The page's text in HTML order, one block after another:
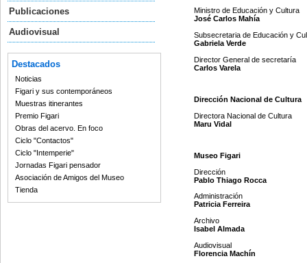
Publicaciones
Audiovisual
Destacados
Noticias
Figari y sus contemporáneos
Muestras itinerantes
Premio Figari
Obras del acervo. En foco
Ciclo "Contactos"
Ciclo "Intemperie"
Jornadas Figari pensador
Asociación de Amigos del Museo
Tienda
Ministro de Educación y Cultura
José Carlos Mahía
Subsecretaria de Educación y
Gabriela
Director General de
Carlos Varela
Dirección Nacional de Cultura
Directora Nacional
Maru Vidal
Museo Figari
Dirección
Pablo Thiago Rocca
Administración
Patricia Ferreira
Archivo
Isabel Almada
Audiovisual
Florencia Machín